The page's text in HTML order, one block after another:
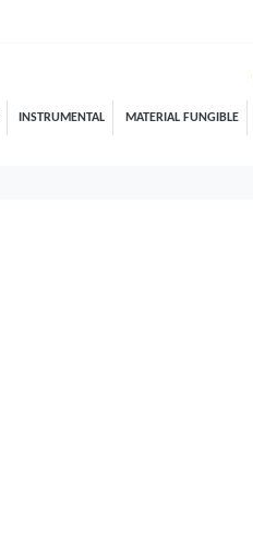
INSTRUMENTAL MATERIAL FUNGIBLE